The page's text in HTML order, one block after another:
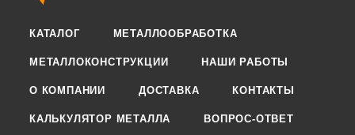
КАТАЛОГ МЕТАЛЛООБРАБОТКА
МЕТАЛЛОКОНСТРУКЦИИ НАШИ РАБОТЫ
О КОМПАНИИ ДОСТАВКА КОНТАКТЫ
КАЛЬКУЛЯТОР МЕТАЛЛА ВОПРОС-ОТВЕТ